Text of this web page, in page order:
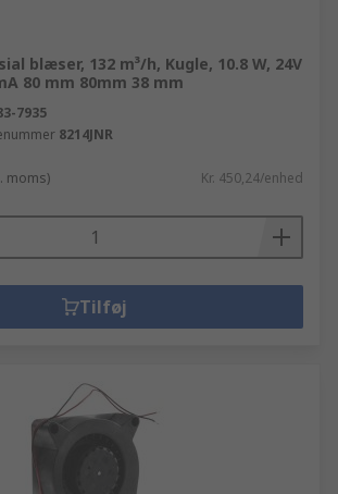
blæser, 132 m³/h, Kugle, 10.8 W, 24V
80 mm 80mm 38 mm
7935
8214JNR
moms) Kr. 450,24/enhed
Tilføj